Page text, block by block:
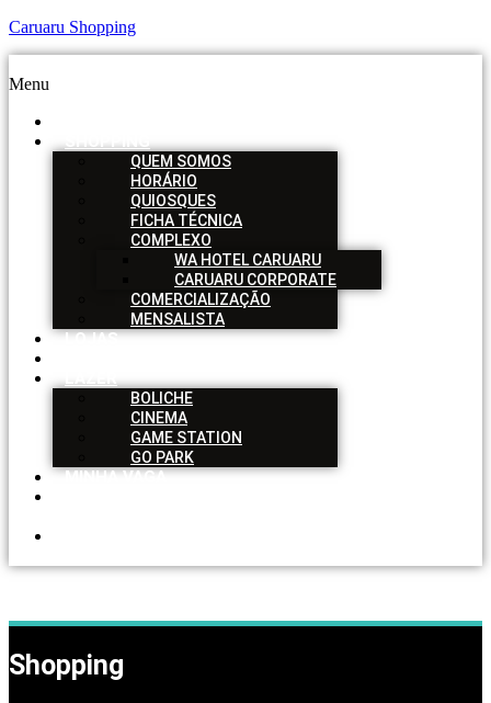
Caruaru Shopping
Menu
SHOPPING
QUEM SOMOS
HORÁRIO
QUIOSQUES
FICHA TÉCNICA
COMPLEXO
WA HOTEL CARUARU
CARUARU CORPORATE
COMERCIALIZAÇÃO
MENSALISTA
LOJAS
LAZER
BOLICHE
CINEMA
GAME STATION
GO PARK
MINHA VAGA
Shopping